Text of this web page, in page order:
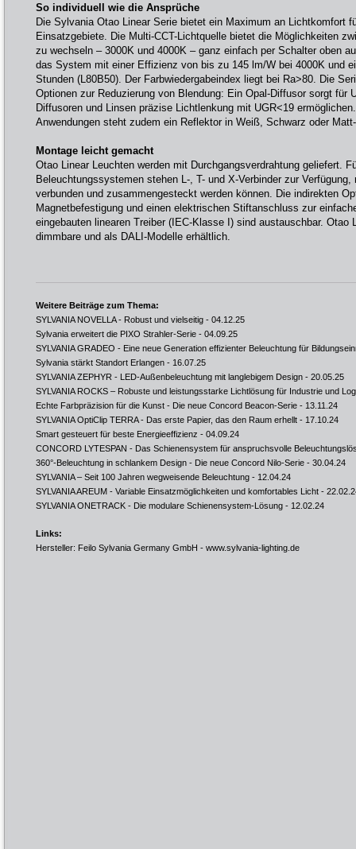
So individuell wie die Ansprüche
Die Sylvania Otao Linear Serie bietet ein Maximum an Lichtkomfort
Einsatzgebiete. Die Multi-CCT-Lichtquelle bietet die Möglichkeiten
zu wechseln – 3000K und 4000K – ganz einfach per Schalter oben
das System mit einer Effizienz von bis zu 145 lm/W bei 4000K und
Stunden (L80B50). Der Farbwiedergabeindex liegt bei Ra>80. Die
Optionen zur Reduzierung von Blendung: Ein Opal-Diffusor sorgt für
Diffusoren und Linsen präzise Lichtlenkung mit UGR<19
Anwendungen steht zudem ein Reflektor in Weiß, Schwarz oder
Montage leicht gemacht
Otao Linear Leuchten werden mit Durchgangsverdrahtung geliefert.
Beleuchtungssystemen stehen L-, T- und X-Verbinder zur
verbunden und zusammengesteckt werden können. Die indirekten
Magnetbefestigung und einen elektrischen Stiftanschluss zur
eingebauten linearen Treiber (IEC-Klasse I) sind austauschbar. Otao
dimmbare und als DALI-Modelle erhältlich.
Weitere Beiträge zum Thema:
SYLVANIA NOVELLA - Robust und vielseitig - 04.12.25
Sylvania erweitert die PIXO Strahler-Serie - 04.09.25
SYLVANIA GRADEO - Eine neue Generation effizienter Beleuchtung für
Sylvania stärkt Standort Erlangen - 16.07.25
SYLVANIA ZEPHYR - LED-Außenbeleuchtung mit langlebigem Design - 20.05.25
SYLVANIA ROCKS – Robuste und leistungsstarke Lichtlösung für Industrie und
Echte Farbpräzision für die Kunst - Die neue Concord Beacon-Serie - 13.11.24
SYLVANIA OptiClip TERRA - Das erste Papier, das den Raum erhellt - 17.10.24
Smart gesteuert für beste Energieeffizienz - 04.09.24
CONCORD LYTESPAN - Das Schienensystem für anspruchsvolle
360°-Beleuchtung in schlankem Design - Die neue Concord Nilo-Serie - 30.04.24
SYLVANIA – Seit 100 Jahren wegweisende Beleuchtung - 12.04.24
SYLVANIA AREUM - Variable Einsatzmöglichkeiten und komfortables Licht -
SYLVANIA ONETRACK - Die modulare Schienensystem-Lösung - 12.02.24
Links:
Hersteller: Feilo Sylvania Germany GmbH - www.sylvania-lighting.de